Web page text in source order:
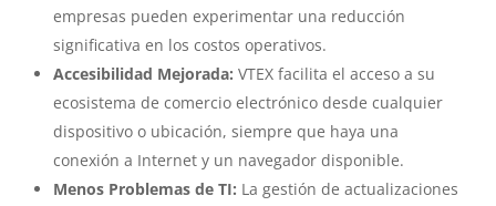
empresas pueden experimentar una reducción
significativa en los costos operativos.
Accesibilidad Mejorada: VTEX facilita el acceso a su
ecosistema de comercio electrónico desde cualquier
dispositivo o ubicación, siempre que haya una
conexión a Internet y un navegador disponible.
Menos Problemas de TI: La gestión de actualizaciones